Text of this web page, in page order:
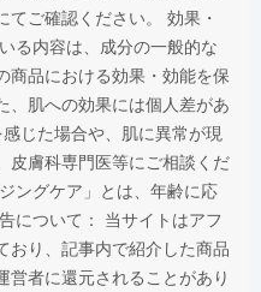
てご確認ください。 効果・
る内容は、成分の一般的な
商品における効果・効能を保
、肌への効果には個人差があ
じた場合や、肌に異常が現
皮膚科専門医等にご相談くだ
ングケア」とは、年齢に応
について： 当サイトはアフ
おり、記事内で紹介した商品
営者に還元されることがあり